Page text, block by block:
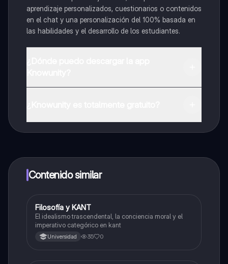
aprendizaje personalizados, cuestionarios o contenidos
en el chat y una personalización del 100% basada en
las habilidades y el desarrollo de los estudiantes.
a determinadas funciones.
Contenido similar
Filosofía
Filosofía y KANT
El idealismo trascendental, la conciencia moral y el
imperativo categórico en kant
Universidad 35 0